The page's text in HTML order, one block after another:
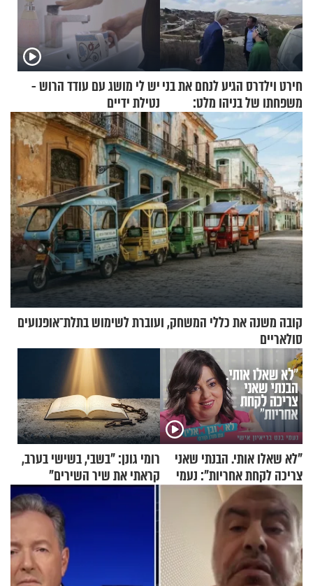
חירט וילדרס הגיע לנחם את בני
משפחתו של בניהו מלט:
"מיליונים באירופה תומכים
בכם"
יש לי מושג עם עודד הרוש -
נטילת ידיים
קובה משנה את כללי המשחק, ועוברת לשימוש בתלת־אופנועים
סולאריים
"לא שאלו אותי. הבנתי שאני
צריכה לקחת אחריות": נעמי
בנט בריאיון אישי
רומי גונן: "בשבי, בשישי בערב,
קראתי את שיר השירים"